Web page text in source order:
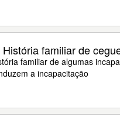
familiar de
familiar de algumas
a incapacitação